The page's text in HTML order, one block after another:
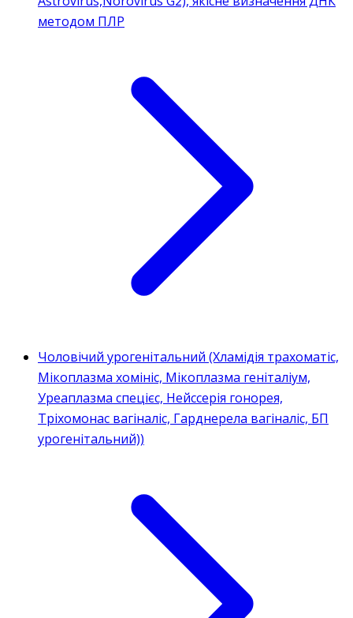
методом ПЛР
Чоловічий урогенітальний (Хламідія трахоматіс,
Мікоплазма хомініс, Мікоплазма геніталіум,
Уреаплазма спецієс, Нейссерія гонорея,
Тріхомонас вагіналіс, Гарднерела вагіналіс, БП
урогенітальний))